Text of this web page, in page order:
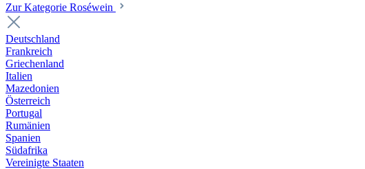
Zur Kategorie Roséwein
Deutschland
Frankreich
Griechenland
Italien
Mazedonien
Österreich
Portugal
Rumänien
Spanien
Südafrika
Vereinigte Staaten